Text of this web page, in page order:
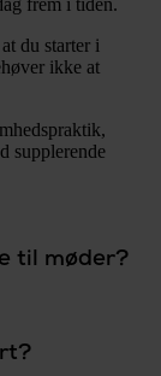
du starter i
ikke at
supplerende
til møder?